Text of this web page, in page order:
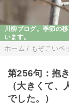
川柳ブログ。季節の
います。
ホーム / もぞこいペ
第256句：抱
（大きくて
でした。）